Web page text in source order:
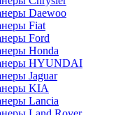
Daewoo
Fiat
Ford
Honda
HYUNDAI
Jaguar
KIA
Lancia